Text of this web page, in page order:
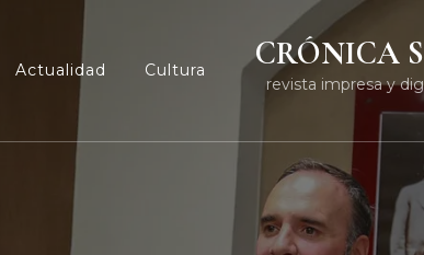
Actualidad Cultura CRÓNICA
revista impresa y